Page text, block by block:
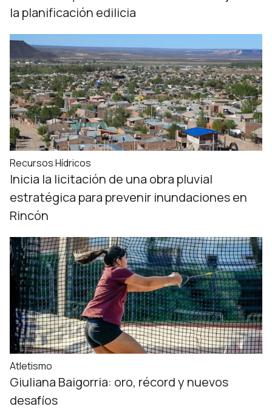
la planificación edilicia
Recursos Hídricos
Inicia la licitación de una obra pluvial
estratégica para prevenir inundaciones en
Rincón
Atletismo
Giuliana Baigorria: oro, récord y nuevos
desafíos